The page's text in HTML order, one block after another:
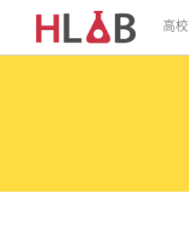
高